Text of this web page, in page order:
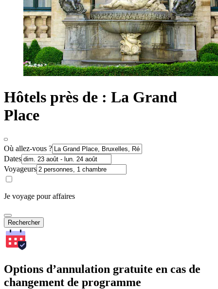
Hôtels près de : La Grand
Place
Où allez-vous ?
Dates
Voyageurs
Je voyage pour affaires
Rechercher
Options d’annulation gratuite en cas de
changement de programme